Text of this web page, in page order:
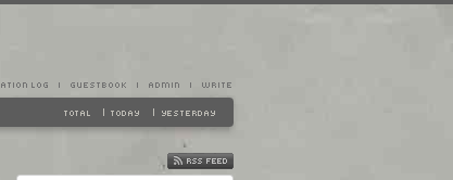
FEED